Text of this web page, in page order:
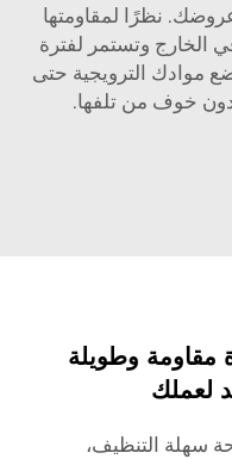
نظرًا لمقاومتها
الخارج وتستمر لفترة
موادك الترويجية حتى
خوف من تلفها.
مقاومة وطويلة
لعملك
سهلة التنظيف،